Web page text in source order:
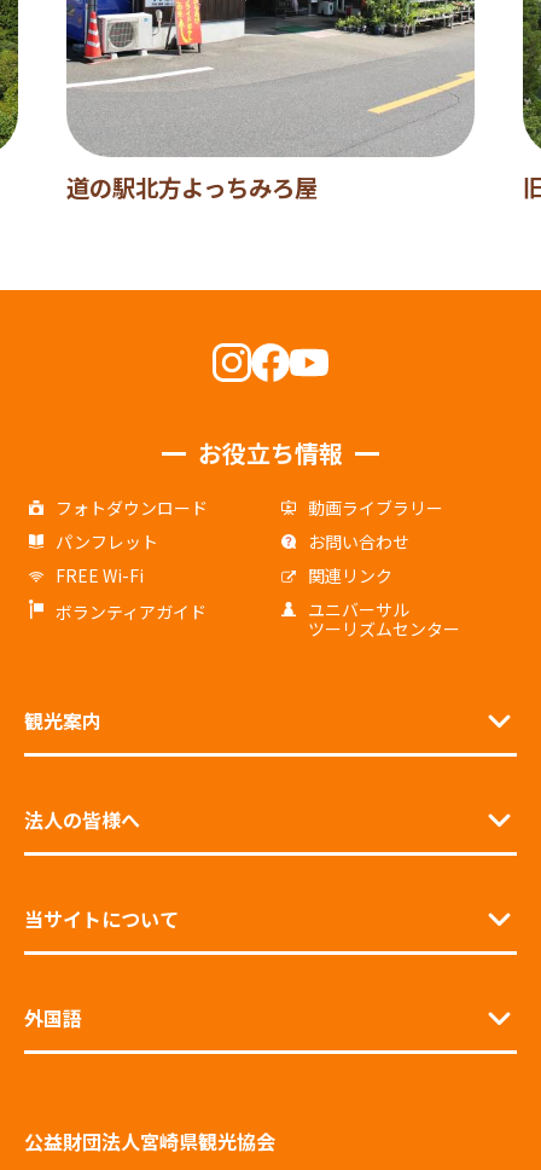
道の駅北方よっちみろ屋
お役立ち情報
フォトダウンロード
動画ライブラリー
パンフレット
お問い合わせ
FREE Wi-Fi
関連リンク
ボランティアガイド
ユニバーサル
ツーリズムセンター
観光案内
法人の皆様へ
当サイトについて
外国語
公益財団法人宮崎県観光協会